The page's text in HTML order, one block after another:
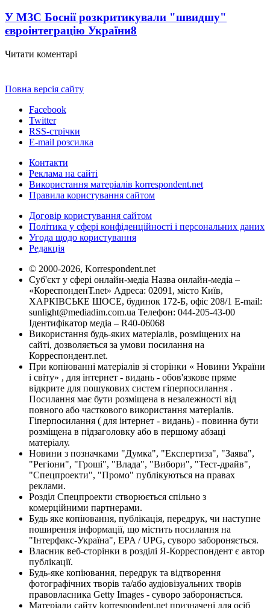
У МЗС Боснії розкритикували "швидшу"
євроінтеграцію України8
Читати коментарі
Повна версія сайту
Facebook
Twitter
RSS-стрічки
E-mail розсилка
Контакти
Реклама на сайті
Використання матеріалів korrespondent.net
Правила користування сайтом
Договір користування сайтом
Політика у сфері конфіденційності і персональних даних
Угода щодо користування
Редакція
© 2000-2026, Korrespondent.net
Суб'єкт у сфері онлайн-медіа Назва онлайн-медіа –
«КореспонденТ.net» Адреса: 02091, місто Київ,
ХАРКІВСЬКЕ ШОСЕ, будинок 172-Б, офіс 208/1 E-mail:
sunlight@mediadim.com.ua Телефон: 044-205-43-00
Ідентифікатор медіа – R40-06068
Використання будь-яких матеріалів, розміщених на
сайті, дозволяється за умови посилання на
Корреспондент.net.
При копіюванні матеріалів зі сторінки « Новини України
і світу» , для інтернет - видань - обов'язкове пряме
відкрите для пошукових систем гіперпосилання .
Посилання має бути розміщена в незалежності від
повного або часткового використання матеріалів.
Гіперпосилання ( для інтернет - видань) - повинна бути
розміщена в підзаголовку або в першому абзаці
матеріалу.
Новини з позначками "Думка", "Експертиза", "Заява",
"Регіони", "Гроші", "Влада", "Вибори", "Тест-драйв",
"Спецпроекти", "Промо" публікуються на правах
реклами.
Розділ Спецпроекти створюється спільно з
комерційними партнерами.
Будь яке копіювання, публікація, передрук, чи наступне
поширення інформації, що містить посилання на
"Інтерфакс-Україна", EPA / UPG, суворо забороняється.
Власник веб-сторінки в розділі Я-Корреспондент є автор
публікації.
Будь-яке копіювання, передрук та відтворення
фотографічних творів та/або аудіовізуальних творів
правовласника Getty Images - суворо забороняється.
Матеріали сайту korrespondent.net призначені для осіб